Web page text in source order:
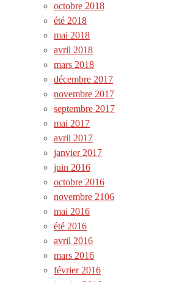
octobre 2018
été 2018
mai 2018
avril 2018
mars 2018
décembre 2017
novembre 2017
septembre 2017
mai 2017
avril 2017
janvier 2017
juin 2016
octobre 2016
novembre 2106
mai 2016
été 2016
avril 2016
mars 2016
février 2016